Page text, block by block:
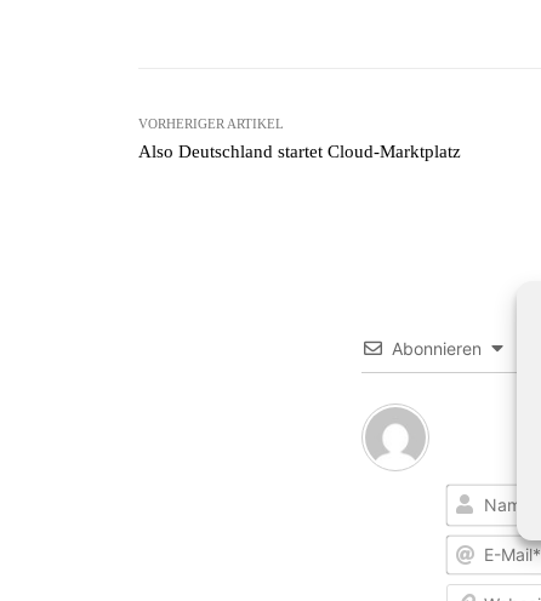
VORHERIGER ARTIKEL
Also Deutschland startet Cloud-Marktplatz
Abonnieren